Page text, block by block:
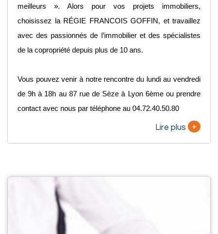
meilleurs ». Alors pour vos projets immobiliers,
choisissez la RÉGIE FRANCOIS GOFFIN, et travaillez
avec des passionnés de l’immobilier et des spécialistes
de la copropriété depuis plus de 10 ans.
Vous pouvez venir à notre rencontre du lundi au vendredi
de 9h à 18h au 87 rue de Sèze à Lyon 6ème ou prendre
contact avec nous par téléphone au 04.72.40.50.80
Lire plus +